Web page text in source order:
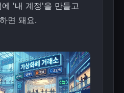
'내 계정'을 만들고
면 돼요.